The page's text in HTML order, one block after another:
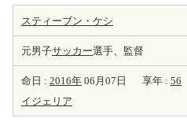
スティーブン・ケシ
元男子サッカー選手、監督
命日 : 2016年 06月07日 享年 : 56
イジェリア